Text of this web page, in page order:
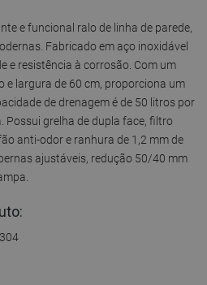
e funcional ralo de linha de parede,
Fabricado em aço inoxidável
e resistência à corrosão. Com um
e largura de 60 cm, proporciona um
de drenagem é de 50 litros por
Possui grelha de dupla face, filtro
anti-odor e ranhura de 1,2 mm de
ajustáveis, redução 50/40 mm